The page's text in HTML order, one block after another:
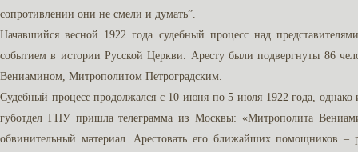
сопротивлении они не смели и думать”.
Начавшийся весной 1922 года судебный процесс над
событием в истории Русской Церкви. Аресту были подвергнуты 86
Вениамином, Митрополитом Петроградским.
Судебный процесс продолжался с 10 июня по 5 июля 1922 года, однако
губотдел ГПУ пришла телеграмма из Москвы: «Митрополита
обвинительный материал. Арестовать его ближайших помощников –